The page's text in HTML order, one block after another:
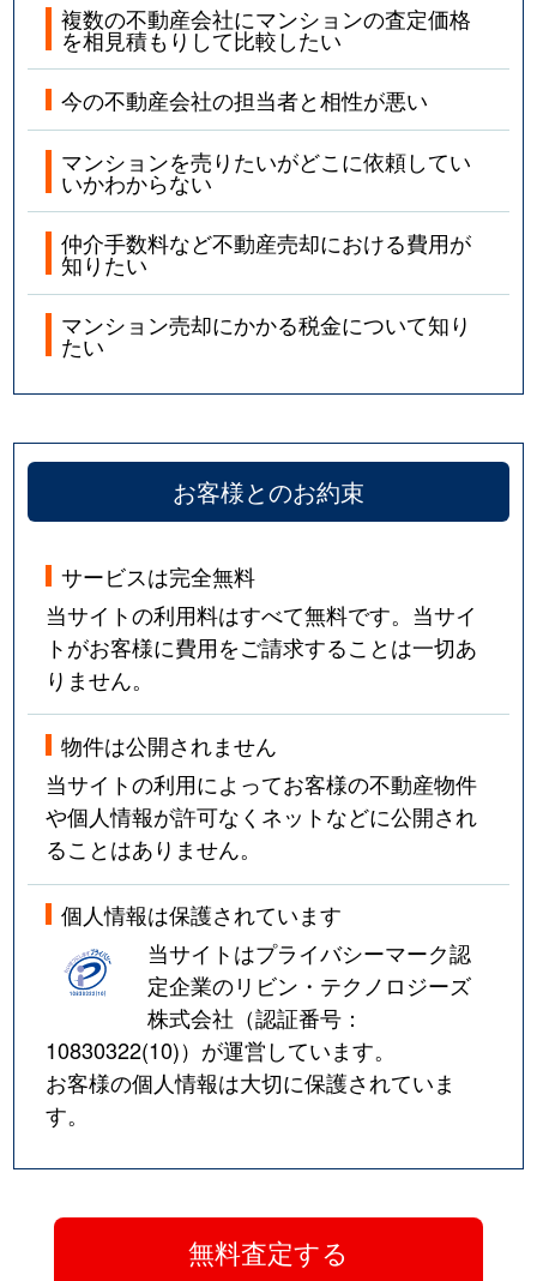
複数の不動産会社にマンションの査定価格
を相見積もりして比較したい
今の不動産会社の担当者と相性が悪い
マンションを売りたいがどこに依頼してい
いかわからない
仲介手数料など不動産売却における費用が
知りたい
マンション売却にかかる税金について知り
たい
お客様とのお約束
サービスは完全無料
当サイトの利用料はすべて無料です。当サイ
トがお客様に費用をご請求することは一切あ
りません。
物件は公開されません
当サイトの利用によってお客様の不動産物件
や個人情報が許可なくネットなどに公開され
ることはありません。
個人情報は保護されています
当サイトはプライバシーマーク認
定企業のリビン・テクノロジーズ
株式会社（認証番号：
10830322(10)）が運営しています。
お客様の個人情報は大切に保護されていま
す。